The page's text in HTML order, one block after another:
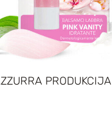
PRODUKCIJA